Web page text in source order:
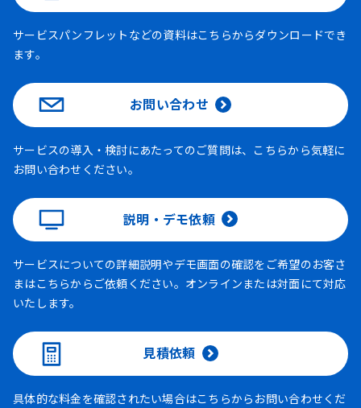
サービスパンフレットなどの資料はこちらからダウンロードでき
ます。
お問い合わせ
サービスの導入・検討にあたってのご質問は、こちらから気軽に
お問い合わせください。
説明・デモ依頼
サービスについての詳細説明やデモ画面の確認をご希望のお客さ
まはこちらからご依頼ください。オンラインまたは対面にて対応
いたします。
見積依頼
具体的な料金を確認されたい場合はこちらからお問い合わせくだ